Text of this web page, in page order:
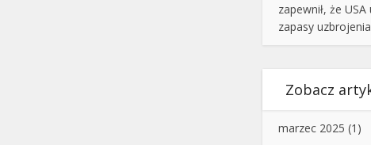
zapewnił, że
zapasy
Zobacz
marzec 2025 (1)